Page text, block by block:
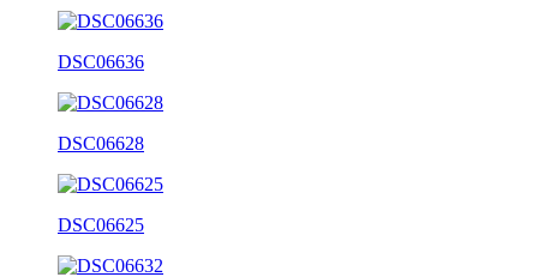
DSC06636
DSC06628
DSC06625